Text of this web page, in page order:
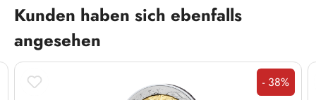
Produktgalerie überspringen
Kunden haben sich ebenfalls
angesehen
Rabatt
- 38%